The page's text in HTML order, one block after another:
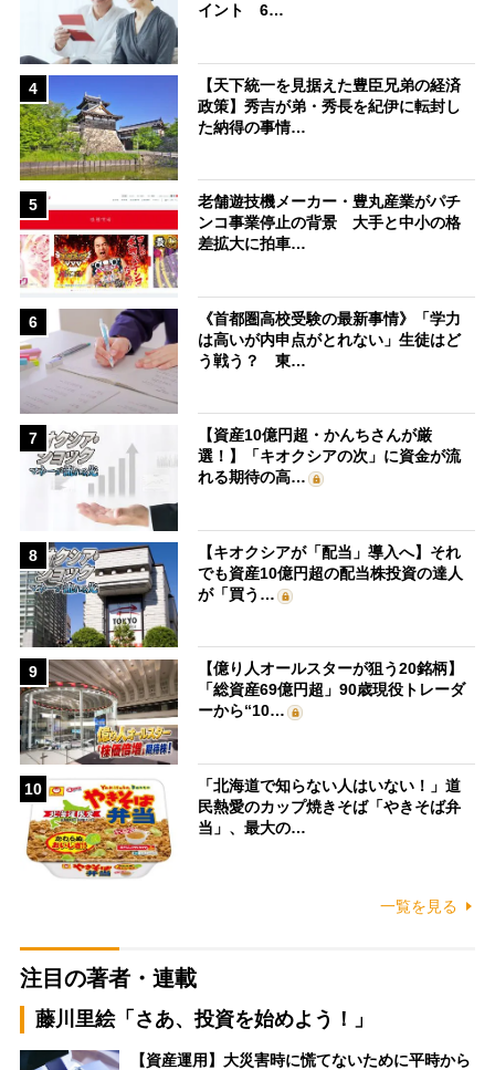
イント 6…
4
【天下統一を見据えた豊臣兄弟の経済
政策】秀吉が弟・秀長を紀伊に転封し
た納得の事情…
5
老舗遊技機メーカー・豊丸産業がパチ
ンコ事業停止の背景 大手と中小の格
差拡大に拍車…
6
《首都圏高校受験の最新事情》「学力
は高いが内申点がとれない」生徒はど
う戦う？ 東…
7
【資産10億円超・かんちさんが厳
選！】「キオクシアの次」に資金が流
れる期待の高…
8
【キオクシアが「配当」導入へ】それ
でも資産10億円超の配当株投資の達人
が「買う…
9
【億り人オールスターが狙う20銘柄】
「総資産69億円超」90歳現役トレーダ
ーから“10…
10
「北海道で知らない人はいない！」道
民熱愛のカップ焼きそば「やきそば弁
当」、最大の…
一覧を見る
注目の著者・連載
藤川里絵「さあ、投資を始めよう！」
【資産運用】大災害時に慌てないために平時から